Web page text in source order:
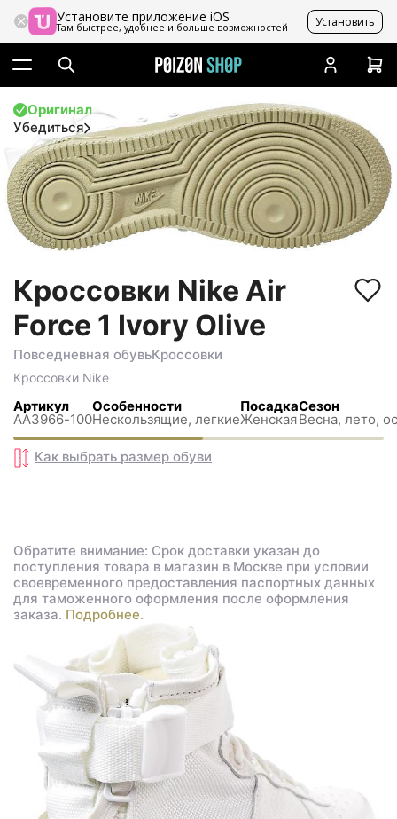
Установите приложение iOS
Там быстрее, удобнее и больше возможностей Установить
Оригинал
Убедиться
Кроссовки Nike Air
Force 1 Ivory Olive
Повседневная обувьКроссовки
Кроссовки Nike
Артикул
AA3966-100
Особенности
Нескользящиe, легкие
Посадка
Женская
Сезон
Весна, лето,
Как выбрать размер обуви
Обратите внимание: Срок доставки указан до
поступления товара в магазин в Москве при условии
своевременного предоставления паспортных данных
для таможенного оформления после оформления
заказа. Подробнее.